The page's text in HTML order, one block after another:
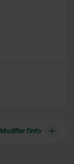
Modifier l’info